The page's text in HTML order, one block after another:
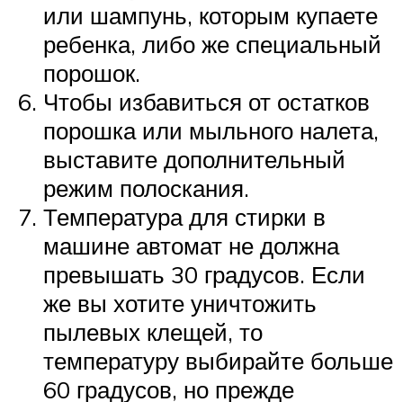
или шампунь, которым купаете
ребенка, либо же специальный
порошок.
Чтобы избавиться от остатков
порошка или мыльного налета,
выставите дополнительный
режим полоскания.
Температура для стирки в
машине автомат не должна
превышать 30 градусов. Если
же вы хотите уничтожить
пылевых клещей, то
температуру выбирайте больше
60 градусов, но прежде